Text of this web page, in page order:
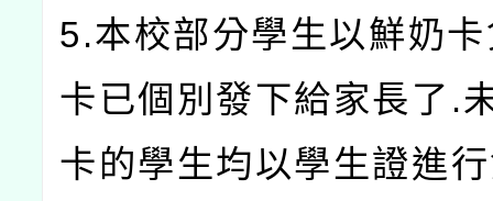
5.本校部分學生以鮮奶
卡已個別發下給家長了.
卡的學生均以學生證進